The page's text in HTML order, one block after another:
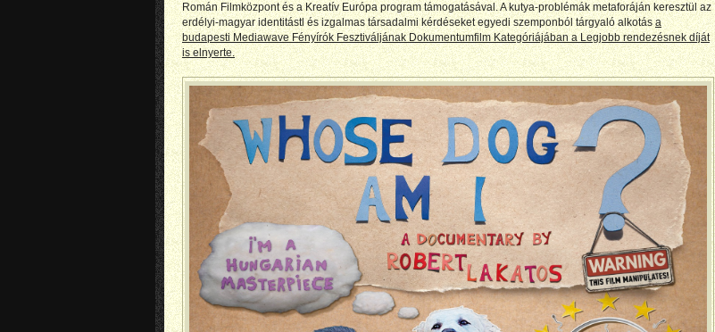
Román Filmközpont és a Kreatív Európa program támogatásával. A kutya-problémák metaforáján keresztül az
erdélyi-magyar identitástl és izgalmas társadalmi kérdéseket egyedi szemponból tárgyaló alkotása
budapesti Mediawave Fényírók Fesztiváljának Dokumentumfilm Kategóriájában a Legjobb rendezésnek díját
is elnyerte.